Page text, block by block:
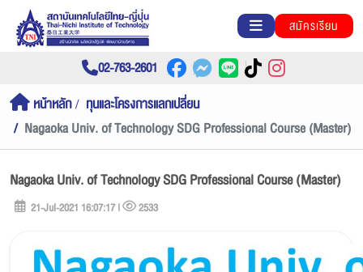
สมัครเรียน
02-763-2601
หน้าหลัก
ทุนและโครงการแลกเปลี่ยน
Nagaoka Univ. of Technology SDG Professional Course (Master)
Nagaoka Univ. of Technology SDG Professional Course (Master)
21-Jul-2021 16:07:17 | 2533